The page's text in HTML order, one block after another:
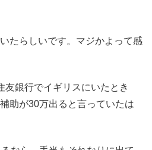
たらしいです。マジかよって感
友銀行でイギリスにいたとき
助が30万出ると言っていたは